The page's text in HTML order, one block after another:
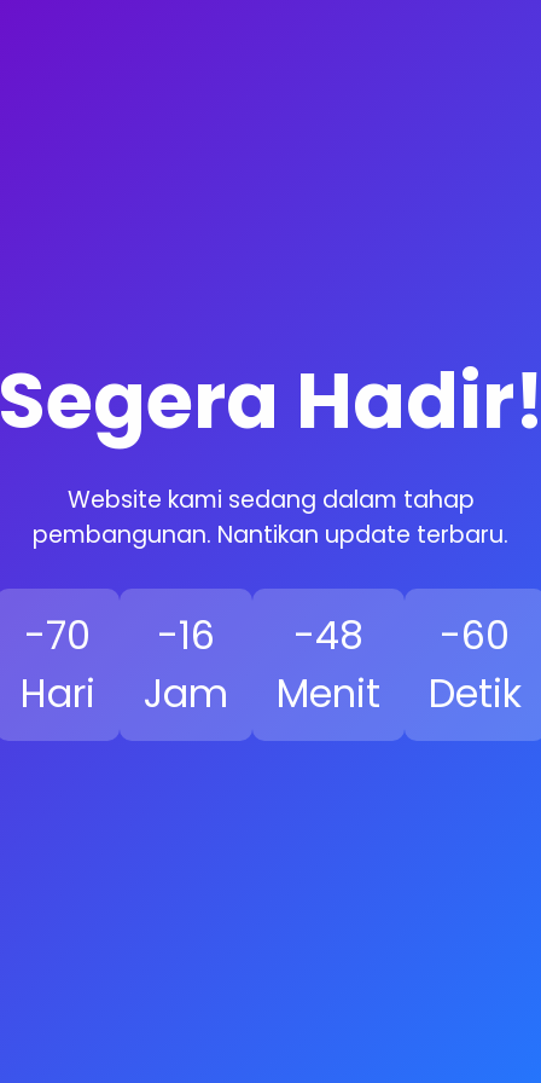
Website kami sedang dalam tahap
pembangunan. Nantikan update terbaru.
-70
Hari
-16
Jam
-48
Menit
-60
Detik